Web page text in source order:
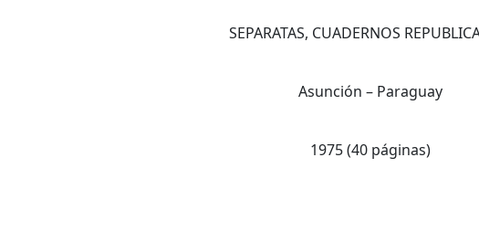
SEPARATAS, CUADERNOS
Asunción – Paraguay
1975 (40 páginas)